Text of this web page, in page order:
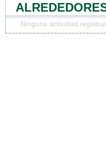
Ninguna actividad